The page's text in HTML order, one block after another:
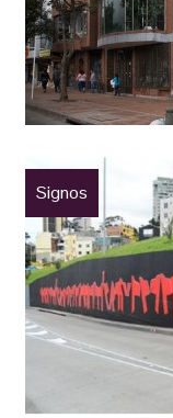
Signos